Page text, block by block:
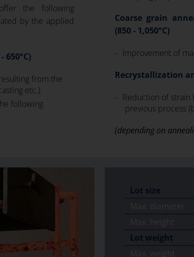
the following
by the applied
650°C)
from the
etc.)
following
Coarse grain
(850 - 1,050°C)
Improvement of
Recrystallization
Reduction of
previous process
(depending on
Lot size
Lot weight